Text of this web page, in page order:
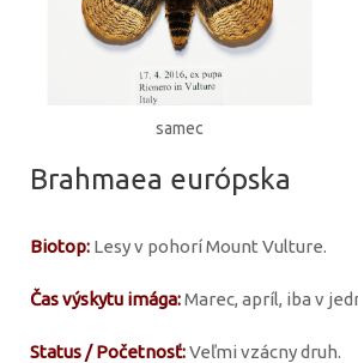
samec
Brahmaea európska
Biotop: Lesy v pohorí Mount Vulture.
Čas výskytu imága:Marec, apríl, iba v
Status / Početnosť:Veľmi vzácny druh.